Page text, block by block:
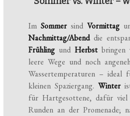
ImSommersindVormittag
Nachmittag/Abenddie
Frühling undHerbst bringen
leere Wege und noch
Wassertemperaturen – ideal
kleinen Spaziergang.Winter
für Hartgesottene, dafür
Runden an der Promenade;